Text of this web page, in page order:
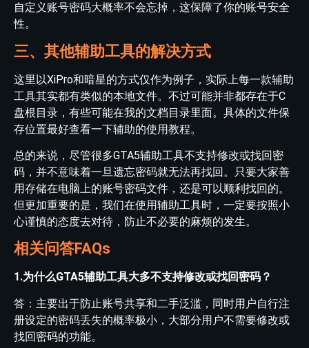
自定义账号密码大概率不会忘掉，这保障了你的账号安全
性。
三、其他辅助工具的解决方式
这里以XiPro和暗星的方式仅作为例子，实际上每一款辅助
工具其实都有类似的本地文件。不过可能并非都存在于C
盘根目录，有些可能在我的文档目录里面。具体的文件保
存位置最好查看一下辅助的使用教程。
总的来说，尽管很多GTA5辅助工具不支持修改或找回密
码，并不意味着一旦遗忘密码就无法再找回。只要大家善
用存储在电脑上的账号密码文件，还是可以顺利找回的。
但更加重要的是，我们在使用辅助工具时，一定要按照小
心谨慎的态度去对待，防止不必要的麻烦的发生。
相关问答FAQs
1.为什么GTA5辅助工具大多不支持修改或找回密码？
答：主要出于防止账号共享和二手泛滥，同时用户自行注
册设定的密码丢失的概率极小，大部分用户不需要修改或
找回密码的功能。